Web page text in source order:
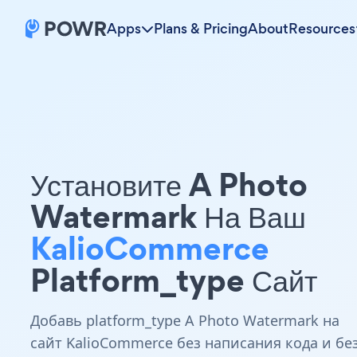
Apps Plans & PricingAboutResources
Установите A Photo
Watermark На Ваш
KalioCommerce
Platform_type Сайт
Добавь platform_type A Photo Watermark на
сайт KalioCommerce без написания кода и